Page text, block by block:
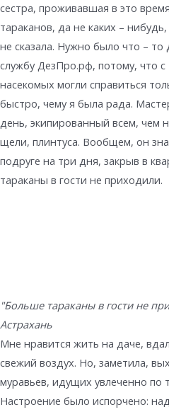
сестра, проживавшая в это
тараканов, да не каких –
не сказала. Нужно было что – то
службу ДезПро.рф, потому, что с
насекомых могли справиться
быстро, чему я была рада.
день, экипированный всем, чем
щели, плинтуса. Вообщем, он
подруге на три дня, закрыв в
тараканы в гости не приходили.
"Больше тараканы в гости не
Астрахань
Мне нравится жить на даче,
свежий воздух. Но, заметила,
муравьев, идущих увлеченно по
Настроение было испорчено: